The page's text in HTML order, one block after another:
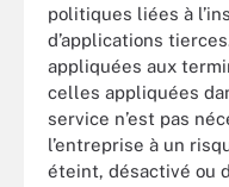
politiques liées à
d’applications
appliquées aux
celles appliquées
service n’est pas
l’entreprise à un
éteint, désactivé ou